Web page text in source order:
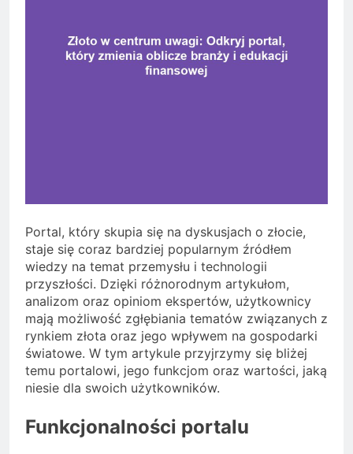
Portal, który skupia się na dyskusjach o złocie,
staje się coraz bardziej popularnym źródłem
wiedzy na temat przemysłu i technologii
przyszłości. Dzięki różnorodnym artykułom,
analizom oraz opiniom ekspertów, użytkownicy
mają możliwość zgłębiania tematów związanych z
rynkiem złota oraz jego wpływem na gospodarki
światowe. W tym artykule przyjrzymy się bliżej
temu portalowi, jego funkcjom oraz wartości, jaką
niesie dla swoich użytkowników.
Funkcjonalności portalu